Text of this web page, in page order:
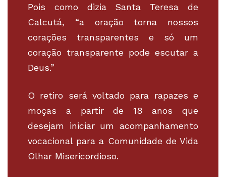
Pois como dizia Santa Teresa de
Calcutá, “a oração torna nossos
corações transparentes e só um
coração transparente pode escutar a
Deus.”
O retiro será voltado para rapazes e
moças a partir de 18 anos que
desejam iniciar um acompanhamento
vocacional para a Comunidade de Vida
Olhar Misericordioso.